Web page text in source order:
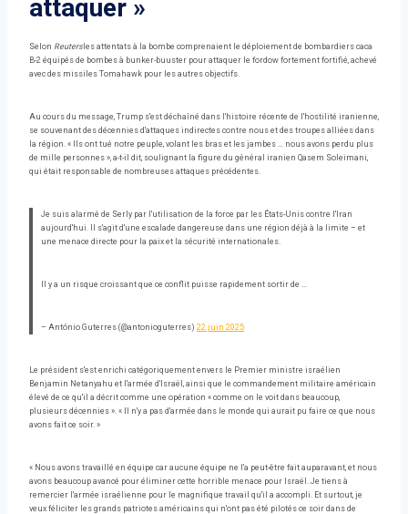
attaquer »
Selon Reuters les attentats à la bombe comprenaient le déploiement de bombardiers caca
B-2 équipés de bombes à bunker-buuster pour attaquer le fordow fortement fortifié, achevé
avec des missiles Tomahawk pour les autres objectifs.
Au cours du message, Trump s'est déchaîné dans l'histoire récente de l'hostilité iranienne,
se souvenant des décennies d'attaques indirectes contre nous et des troupes alliées dans
la région. « Ils ont tué notre peuple, volant les bras et les jambes … nous avons perdu plus
de mille personnes », a-t-il dit, soulignant la figure du général iranien Qasem Soleimani,
qui était responsable de nombreuses attaques précédentes.
Je suis alarmé de Serly par l'utilisation de la force par les États-Unis contre l'Iran
aujourd'hui. Il s'agit d'une escalade dangereuse dans une région déjà à la limite – et
une menace directe pour la paix et la sécurité internationales.
Il y a un risque croissant que ce conflit puisse rapidement sortir de …
– António Guterres (@antonioguterres) 22 juin 2025
Le président s'est enrichi catégoriquement envers le Premier ministre israélien
Benjamin Netanyahu et l'armée d'Israël, ainsi que le commandement militaire américain
élevé de ce qu'il a décrit comme une opération « comme on le voit dans beaucoup,
plusieurs décennies ». « Il n'y a pas d'armée dans le monde qui aurait pu faire ce que nous
avons fait ce soir. »
« Nous avons travaillé en équipe car aucune équipe ne l'a peut-être fait auparavant, et nous
avons beaucoup avancé pour éliminer cette horrible menace pour Israël. Je tiens à
remercier l'armée israélienne pour le magnifique travail qu'il a accompli. Et surtout, je
veux féliciter les grands patriotes américains qui n'ont pas été pilotés ce soir dans de